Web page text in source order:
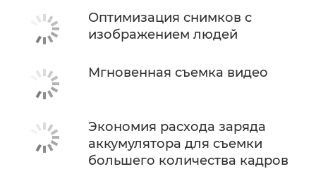
Оптимизация снимков с
изображением людей
Мгновенная съемка видео
Экономия расхода заряда
аккумулятора для съемки
большего количества кадров